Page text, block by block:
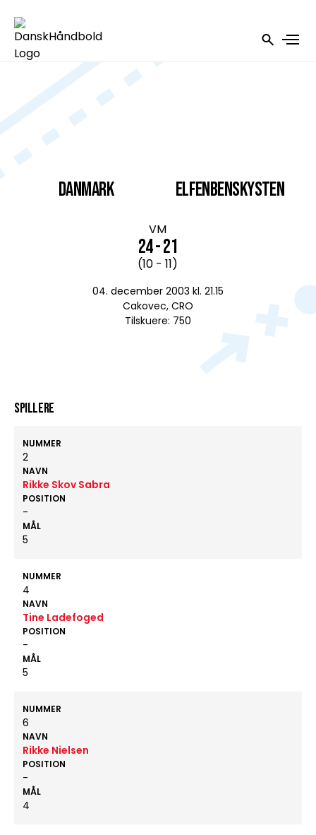
DANMARK
VM
24 - 21
(10 - 11)
04. december 2003 kl. 21.15
Cakovec, CRO
Tilskuere: 750
Elfenbenskysten
Spillere
NUMMER
2
NAVN
Rikke Skov Sabra
POSITION
-
MÅL
5
NUMMER
4
NAVN
Tine Ladefoged
POSITION
-
MÅL
5
NUMMER
6
NAVN
Rikke Nielsen
POSITION
-
MÅL
4